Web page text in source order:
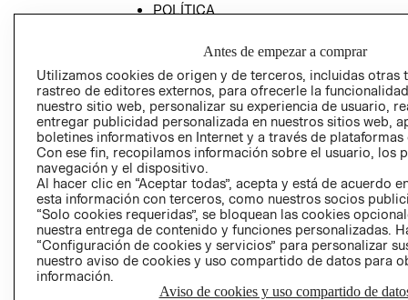
POLÍTICA
AVISO DE
PRIVACIDAD
GIFT CARD
AVISO DE
Antes de empezar a comprar
Utilizamos cookies de origen y de terceros, incluidas otras
rastreo de editores externos, para ofrecerle la
nuestro sitio web, personalizar su experiencia de usuario,
entregar publicidad personalizada en nuestros sitios web,
boletines informativos en Internet y a través de plataformas
Con ese fin, recopilamos información sobre el usuario, los
navegación y el dispositivo.
Al hacer clic en “Aceptar todas”, acepta y está de acuerdo
esta información con terceros, como nuestros socios
“Solo cookies requeridas”, se bloquean las cookies
nuestra entrega de contenido y funciones personalizadas.
“Configuración de cookies y servicios” para personalizar
nuestro aviso de cookies y uso compartido de datos para
información.
Aviso de cookies y uso compartido de